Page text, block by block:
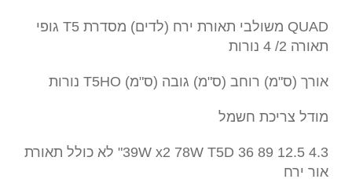
QUAD משולבי תאורת ירח (לדים) מסדרת T5 גופי
תאורה 2/ 4 נורות
אורך (ס"מ) רוחב (ס"מ) גובה (ס"מ) T5HO נורות
מודל צריכת חשמל
4.3 12.5 89 39W x2 78W T5D 36" לא כולל תאורת
אור ירח